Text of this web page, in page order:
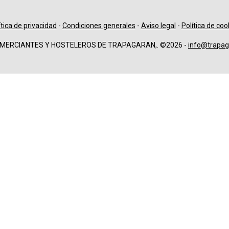
de privacidad - Condiciones generales - Aviso legal - Política de
Y HOSTELEROS DE TRAPAGARAN,. ©2026 -